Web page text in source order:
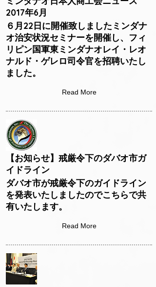
2017年6月
６月22日に開催致しましたミンダナ
オ治安状況セミナーを開催し、フィ
リピン国軍東ミンダナオレイ・レオ
ナルド・ゲレロ司令官を招聘いたし
ました。
Read More
【お知らせ】戒厳令下のダバオ市ガ
イドライン
ダバオ市が戒厳令下のガイドライン
を発表いたしましたのでこちらで共
有いたします。
Read More